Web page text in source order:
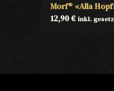
Morf® «Alla
12,90€ inkl.